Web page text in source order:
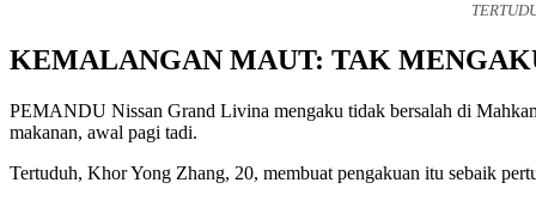
KEMALANGAN MAUT: TAK
PEMANDU Nissan Grand Livina mengaku tidak bersalah di
makanan, awal pagi tadi.
Tertuduh, Khor Yong Zhang, 20, membuat pengakuan itu sebaik